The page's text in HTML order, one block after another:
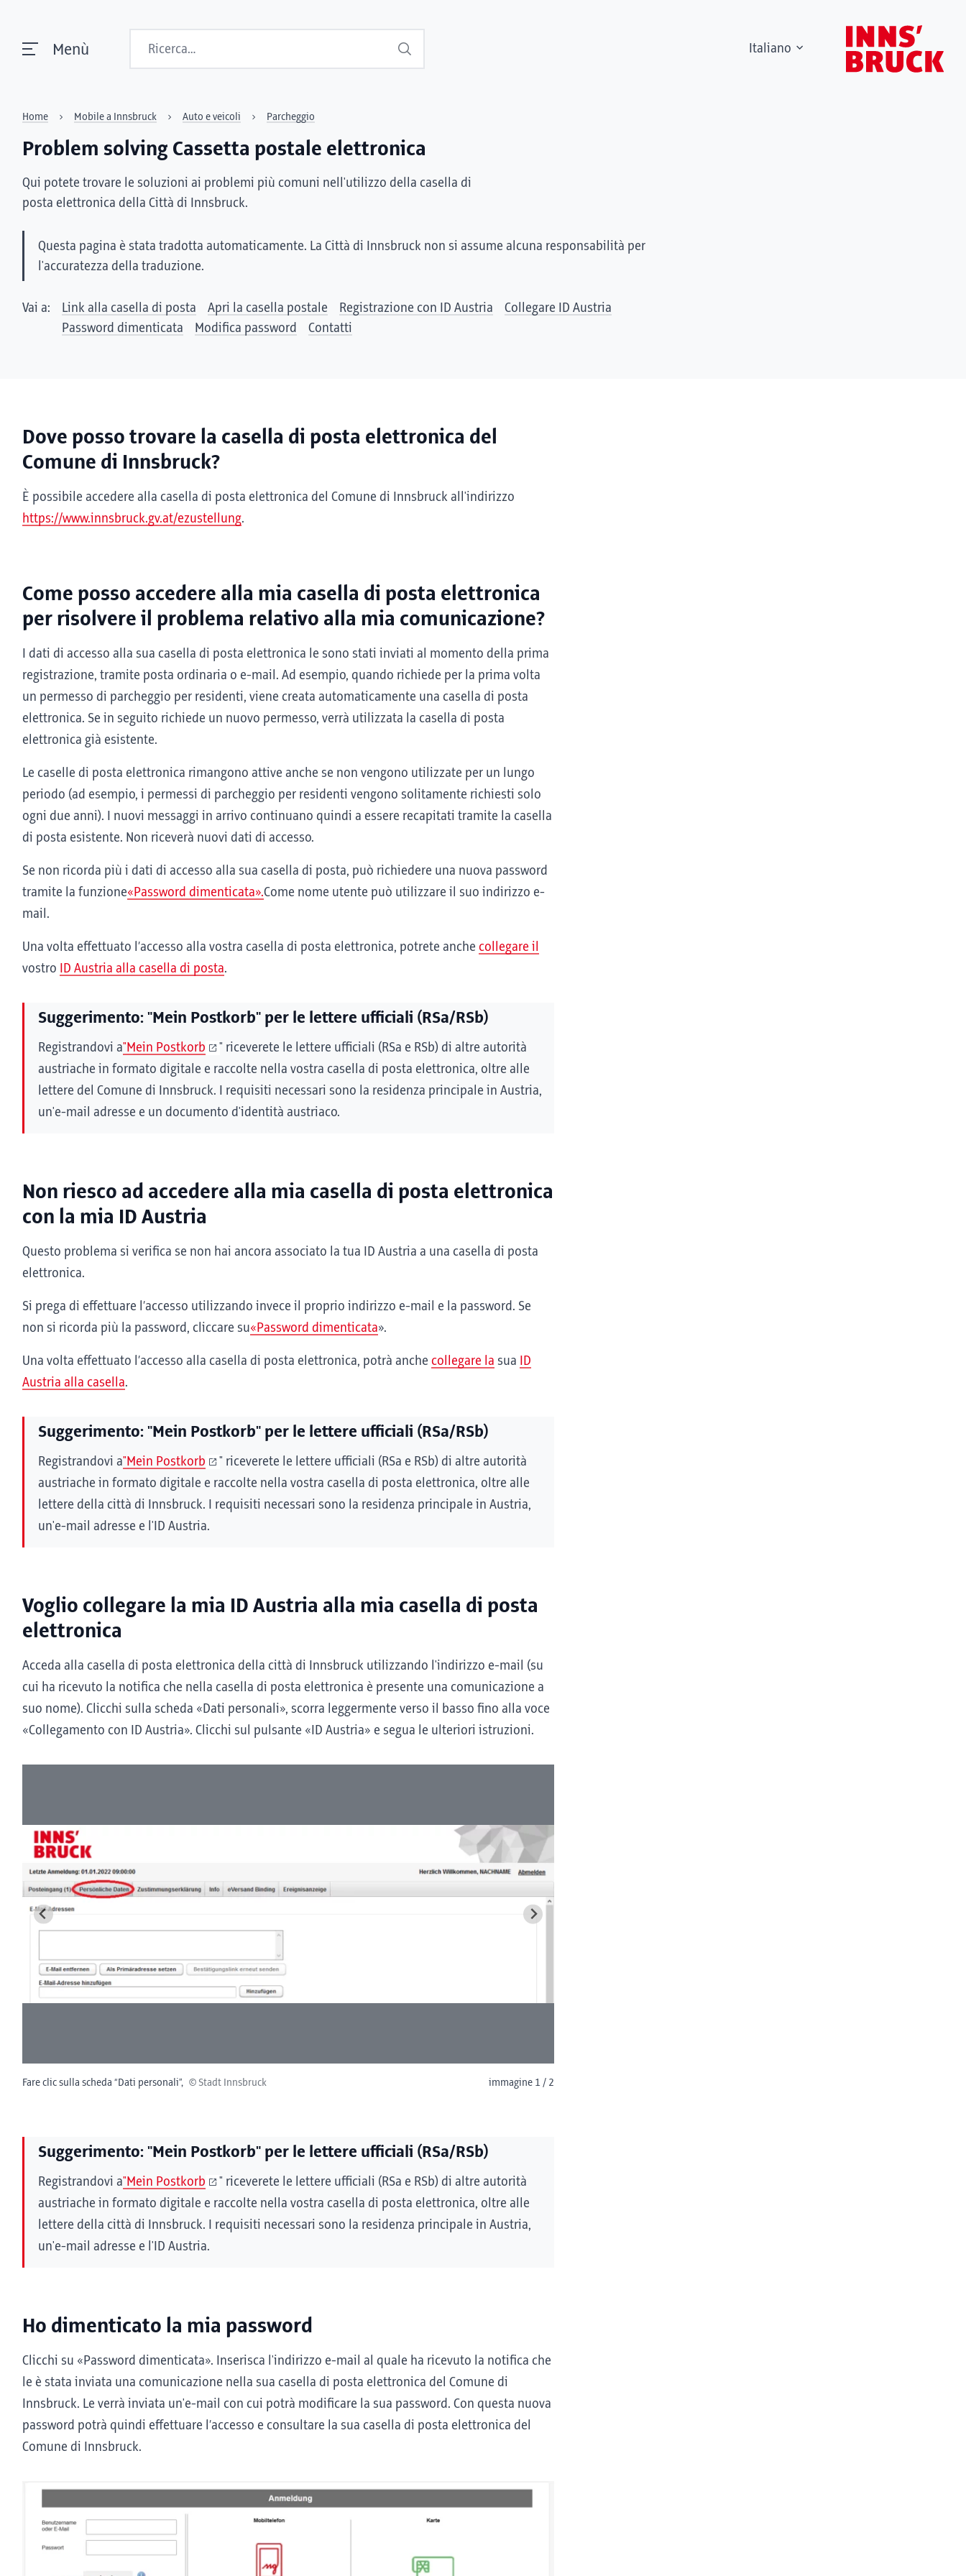
Menù Suchen Italiano
Home Mobile a Innsbruck Auto e veicoli Parcheggio
Problem solving Cassetta postale elettronica
Qui potete trovare le soluzioni ai problemi più comuni nell'utilizzo della casella di
posta elettronica della Città di Innsbruck.
Questa pagina è stata tradotta automaticamente. La Città di Innsbruck non si assume alcuna responsabilità per
l'accuratezza della traduzione.
Vai a: Link alla casella di posta Apri la casella postale Registrazione con ID Austria
Collegare ID Austria
Password dimenticata
Modifica password Contatti
Dove posso trovare la casella di posta elettronica del
Comune di Innsbruck?
È possibile accedere alla casella di posta elettronica del Comune di Innsbruck all'indirizzo
https://www.innsbruck.gv.at/ezustellung.
Come posso accedere alla mia casella di posta elettronica
per risolvere il problema relativo alla mia comunicazione?
I dati di accesso alla sua casella di posta elettronica le sono stati inviati al momento della prima
registrazione, tramite posta ordinaria o e-mail. Ad esempio, quando richiede per la prima volta
un permesso di parcheggio per residenti, viene creata automaticamente una casella di posta
elettronica. Se in seguito richiede un nuovo permesso, verrà utilizzata la casella di posta
elettronica già esistente.
Le caselle di posta elettronica rimangono attive anche se non vengono utilizzate per un lungo
periodo (ad esempio, i permessi di parcheggio per residenti vengono solitamente richiesti solo
ogni due anni). I nuovi messaggi in arrivo continuano quindi a essere recapitati tramite la casella
di posta esistente. Non riceverà nuovi dati di accesso.
Se non ricorda più i dati di accesso alla sua casella di posta, può richiedere una nuova password
tramite la funzione«Password dimenticata».Come nome utente può utilizzare il suo indirizzo e-
mail.
Una volta effettuato l’accesso alla vostra casella di posta elettronica, potrete anche collegare il
vostro ID Austria alla casella di posta.
Suggerimento: "Mein Postkorb" per le lettere ufficiali (RSa/RSb)
Registrandovi a"Mein Postkorb
" riceverete le lettere ufficiali (RSa e RSb) di altre autorità
austriache in formato digitale e raccolte nella vostra casella di posta elettronica, oltre alle
lettere del Comune di Innsbruck. I requisiti necessari sono la residenza principale in Austria,
un'e-mail adresse e un documento d'identità austriaco.
Non riesco ad accedere alla mia casella di posta elettronica
con la mia ID Austria
Questo problema si verifica se non hai ancora associato la tua ID Austria a una casella di posta
elettronica.
Si prega di effettuare l’accesso utilizzando invece il proprio indirizzo e-mail e la password. Se
non si ricorda più la password, cliccare su«Password dimenticata».
Una volta effettuato l’accesso alla casella di posta elettronica, potrà anche collegare la sua ID
Austria alla casella.
Suggerimento: "Mein Postkorb" per le lettere ufficiali (RSa/RSb)
Registrandovi a"Mein Postkorb
" riceverete le lettere ufficiali (RSa e RSb) di altre autorità
austriache in formato digitale e raccolte nella vostra casella di posta elettronica, oltre alle
lettere della città di Innsbruck. I requisiti necessari sono la residenza principale in Austria,
un'e-mail adresse e l'ID Austria.
Voglio collegare la mia ID Austria alla mia casella di posta
elettronica
Acceda alla casella di posta elettronica della città di Innsbruck utilizzando l'indirizzo e-mail (su
cui ha ricevuto la notifica che nella casella di posta elettronica è presente una comunicazione a
suo nome). Clicchi sulla scheda «Dati personali», scorra leggermente verso il basso fino alla voce
«Collegamento con ID Austria». Clicchi sul pulsante «ID Austria» e segua le ulteriori istruzioni.
Fare clic sulla scheda “Dati personali”, © Stadt Innsbruck immagine 1 / 2
Suggerimento: "Mein Postkorb" per le lettere ufficiali (RSa/RSb)
Registrandovi a"Mein Postkorb
" riceverete le lettere ufficiali (RSa e RSb) di altre autorità
austriache in formato digitale e raccolte nella vostra casella di posta elettronica, oltre alle
lettere della città di Innsbruck. I requisiti necessari sono la residenza principale in Austria,
un'e-mail adresse e l'ID Austria.
Ho dimenticato la mia password
Clicchi su «Password dimenticata». Inserisca l'indirizzo e-mail al quale ha ricevuto la notifica che
le è stata inviata una comunicazione nella sua casella di posta elettronica del Comune di
Innsbruck. Le verrà inviata un'e-mail con cui potrà modificare la sua password. Con questa nuova
password potrà quindi effettuare l’accesso e consultare la sua casella di posta elettronica del
Comune di Innsbruck.